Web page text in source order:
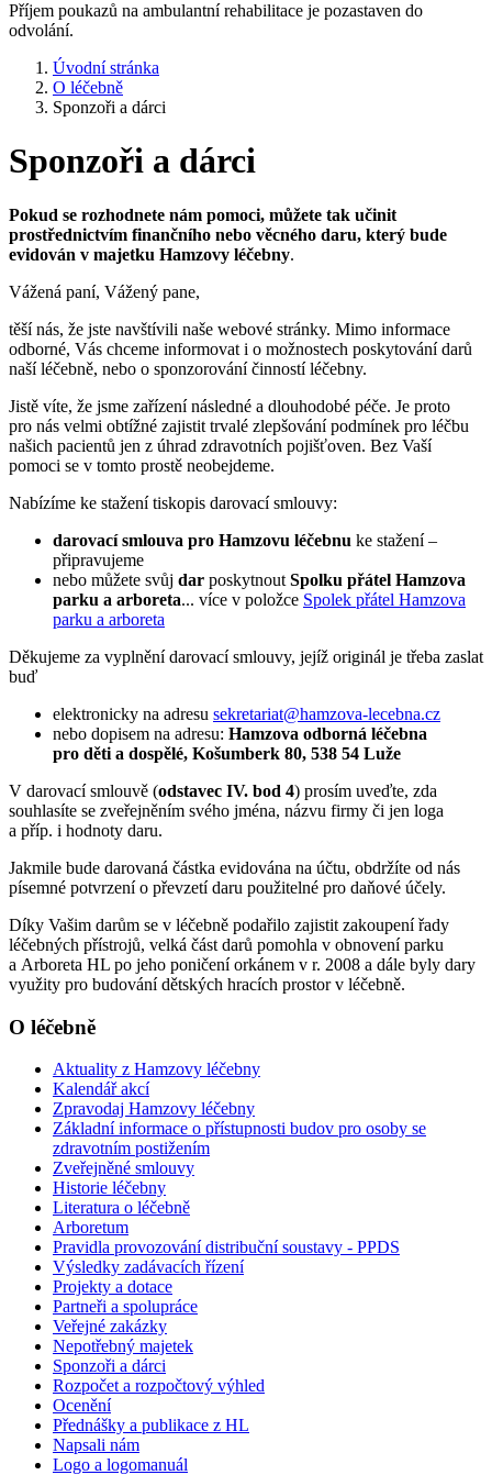
Příjem poukazů na ambulantní rehabilitace je pozastaven do
odvolání.
Úvodní stránka
O léčebně
Sponzoři a dárci
Sponzoři a dárci
Pokud se rozhodnete nám pomoci, můžete tak učinit
prostřednictvím finančního nebo věcného daru, který bude
evidován v majetku Hamzovy léčebny.
Vážená paní, Vážený pane,
těší nás, že jste navštívili naše webové stránky. Mimo informace
odborné, Vás chceme informovat i o možnostech poskytování darů
naší léčebně, nebo o sponzorování činností léčebny.
Jistě víte, že jsme zařízení následné a dlouhodobé péče. Je proto
pro nás velmi obtížné zajistit trvalé zlepšování podmínek pro léčbu
našich pacientů jen z úhrad zdravotních pojišťoven. Bez Vaší
pomoci se v tomto prostě neobejdeme.
Nabízíme ke stažení tiskopis darovací smlouvy:
darovací smlouva pro Hamzovu léčebnu ke stažení –
připravujeme
nebo můžete svůj dar poskytnout Spolku přátel Hamzova
parku a arboreta... více v položce Spolek přátel Hamzova
parku a arboreta
Děkujeme za vyplnění darovací smlouvy, jejíž originál je třeba zaslat
buď
elektronicky na adresu sekretariat@hamzova-lecebna.cz
nebo dopisem na adresu: Hamzova odborná léčebna
pro děti a dospělé, Košumberk 80, 538 54 Luže
V darovací smlouvě (odstavec IV. bod 4) prosím uveďte, zda
souhlasíte se zveřejněním svého jména, názvu firmy či jen loga
a příp. i hodnoty daru.
Jakmile bude darovaná částka evidována na účtu, obdržíte od nás
písemné potvrzení o převzetí daru použitelné pro daňové účely.
Díky Vašim darům se v léčebně podařilo zajistit zakoupení řady
léčebných přístrojů, velká část darů pomohla v obnovení parku
a Arboreta HL po jeho poničení orkánem v r. 2008 a dále byly dary
využity pro budování dětských hracích prostor v léčebně.
O léčebně
Aktuality z Hamzovy léčebny
Kalendář akcí
Zpravodaj Hamzovy léčebny
Základní informace o přístupnosti budov pro osoby se
zdravotním postižením
Zveřejněné smlouvy
Historie léčebny
Literatura o léčebně
Arboretum
Pravidla provozování distribuční soustavy - PPDS
Výsledky zadávacích řízení
Projekty a dotace
Partneři a spolupráce
Veřejné zakázky
Nepotřebný majetek
Sponzoři a dárci
Rozpočet a rozpočtový výhled
Ocenění
Přednášky a publikace z HL
Napsali nám
Logo a logomanuál